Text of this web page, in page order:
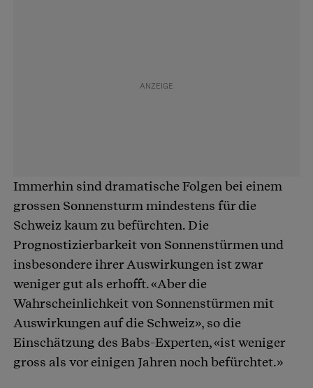
Immerhin sind dramatische Folgen bei einem
grossen Sonnensturm mindestens für die
Schweiz kaum zu befürchten. Die
Prognostizierbarkeit von Sonnenstürmen und
insbesondere ihrer Auswirkungen ist zwar
weniger gut als erhofft. «Aber die
Wahrscheinlichkeit von Sonnenstürmen mit
Auswirkungen auf die Schweiz», so die
Einschätzung des Babs-Experten, «ist weniger
gross als vor einigen Jahren noch befürchtet.»